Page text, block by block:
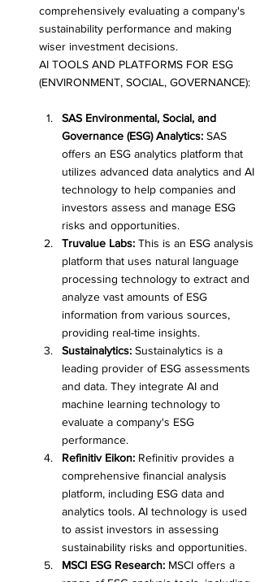
comprehensively evaluating a company's
sustainability performance and making
wiser investment decisions.
AI TOOLS AND PLATFORMS FOR ESG
(ENVIRONMENT, SOCIAL, GOVERNANCE):
SAS Environmental, Social, and
Governance (ESG) Analytics: SAS
offers an ESG analytics platform that
utilizes advanced data analytics and AI
technology to help companies and
investors assess and manage ESG
risks and opportunities.
Truvalue Labs: This is an ESG analysis
platform that uses natural language
processing technology to extract and
analyze vast amounts of ESG
information from various sources,
providing real-time insights.
Sustainalytics: Sustainalytics is a
leading provider of ESG assessments
and data. They integrate AI and
machine learning technology to
evaluate a company's ESG
performance.
Refinitiv Eikon: Refinitiv provides a
comprehensive financial analysis
platform, including ESG data and
analytics tools. AI technology is used
to assist investors in assessing
sustainability risks and opportunities.
MSCI ESG Research: MSCI offers a